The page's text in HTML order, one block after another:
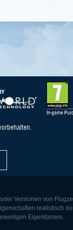
Versionen von
realistisch
Eigentümers.